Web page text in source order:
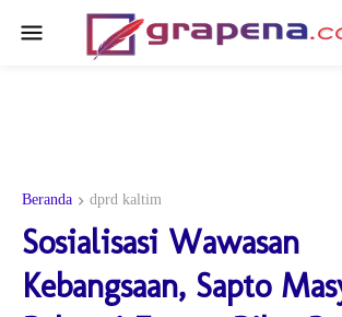
Beranda dprd kaltim
Sosialisasi Wawasan
Kebangsaan, Sapto